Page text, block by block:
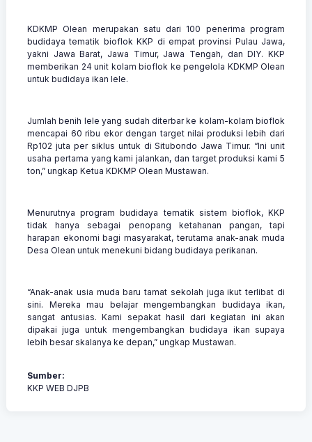
KDKMP Olean merupakan satu dari 100 penerima program
budidaya tematik bioflok KKP di empat provinsi Pulau Jawa,
yakni Jawa Barat, Jawa Timur, Jawa Tengah, dan DIY. KKP
memberikan 24 unit kolam bioflok ke pengelola KDKMP Olean
untuk budidaya ikan lele.
Jumlah benih lele yang sudah diterbar ke kolam-kolam bioflok
mencapai 60 ribu ekor dengan target nilai produksi lebih dari
Rp102 juta per siklus untuk di Situbondo Jawa Timur. “Ini unit
usaha pertama yang kami jalankan, dan target produksi kami 5
ton,” ungkap Ketua KDKMP Olean Mustawan.
Menurutnya program budidaya tematik sistem bioflok, KKP
tidak hanya sebagai penopang ketahanan pangan, tapi
harapan ekonomi bagi masyarakat, terutama anak-anak muda
Desa Olean untuk menekuni bidang budidaya perikanan.
“Anak-anak usia muda baru tamat sekolah juga ikut terlibat di
sini. Mereka mau belajar mengembangkan budidaya ikan,
sangat antusias. Kami sepakat hasil dari kegiatan ini akan
dipakai juga untuk mengembangkan budidaya ikan supaya
lebih besar skalanya ke depan,” ungkap Mustawan.
Sumber:
KKP WEB DJPB